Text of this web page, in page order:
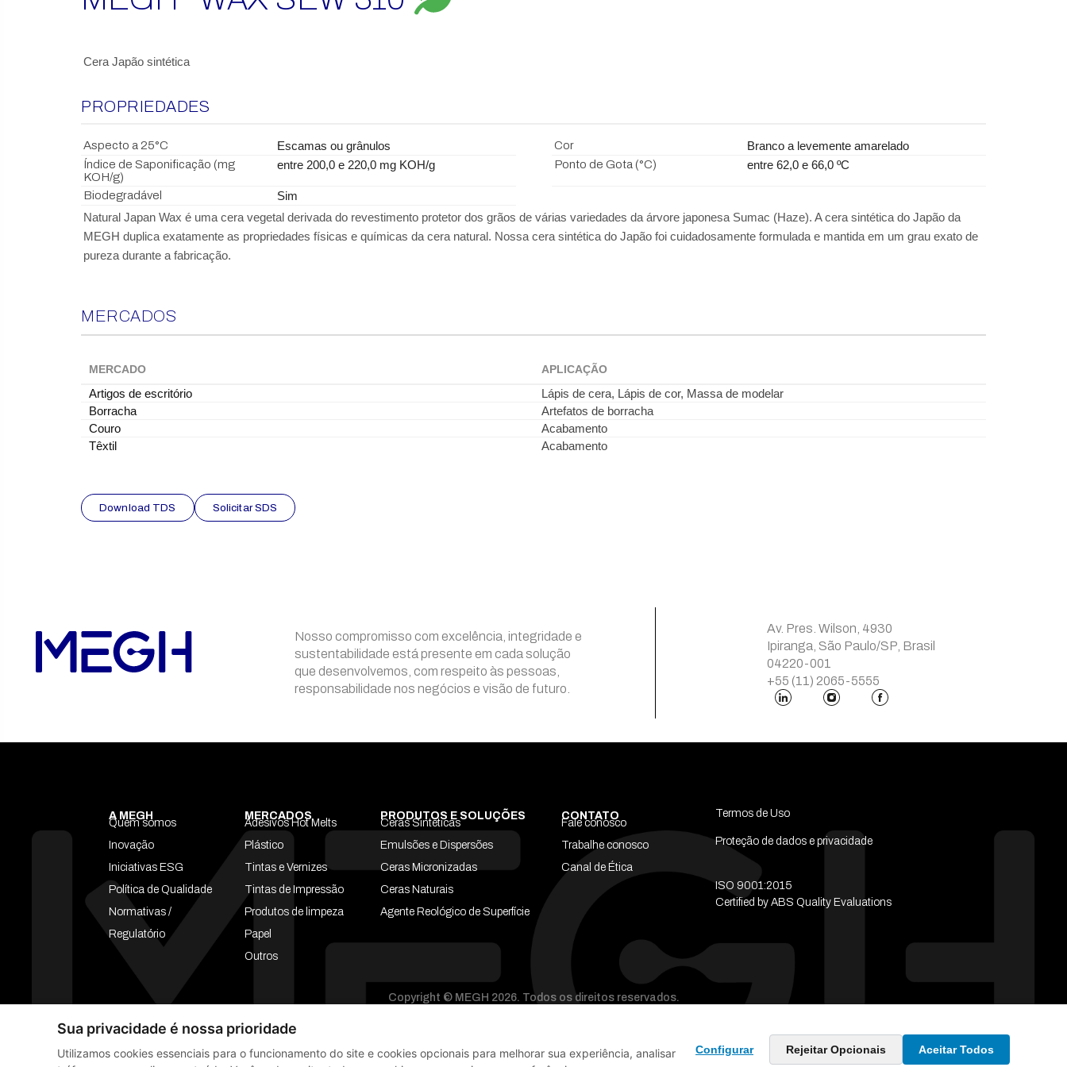
Cera Japão sintética
PROPRIEDADES
Aspecto a 25°C -Escamas ou grânulos Cor -Branco a levemente amarelado
Índice de Saponificação (mg
KOH/g)
-entre 200,0 e 220,0 mg KOH/g Ponto de Gota (°C) -entre 62,0 e 66,0 ºC
Biodegradável -Sim
Natural Japan Wax é uma cera vegetal derivada do revestimento protetor dos grãos de várias variedades da árvore japonesa Sumac (Haze). A cera sintética do Japão da
MEGH duplica exatamente as propriedades físicas e químicas da cera natural. Nossa cera sintética do Japão foi cuidadosamente formulada e mantida em um grau exato de
pureza durante a fabricação.
MERCADOS
MERCADO APLICAÇÃO
Artigos de escritório
Lápis de cera, Lápis de cor, Massa de modelar
Borracha
Artefatos de borracha
Couro
Acabamento
Têxtil
Acabamento
Download TDS Solicitar SDS
Nosso compromisso com excelência, integridade e
sustentabilidade está presente em cada solução
que desenvolvemos, com respeito às pessoas,
responsabilidade nos negócios e visão de futuro.
Av. Pres. Wilson, 4930
Ipiranga, São Paulo/SP, Brasil
04220-001
+55 (11) 2065-5555
A MEGH
Quem somos
Inovação
Iniciativas ESG
Política de Qualidade
Normativas /
Regulatório
MERCADOS
Adesivos Hot Melts
Plástico
Tintas e Vernizes
Tintas de Impressão
Produtos de limpeza
Papel
Outros
PRODUTOS E SOLUÇÕES
Ceras Sintéticas
Emulsões e Dispersões
Ceras Micronizadas
Ceras Naturais
Agente Reológico de Superfície
CONTATO
Fale conosco
Trabalhe conosco
Canal de Ética
Termos de Uso
Proteção de dados e privacidade
ISO 9001:2015
Certified by ABS Quality Evaluations
Copyright © MEGH 2026. Todos os direitos reservados.
Sua privacidade é nossa prioridade
Utilizamos cookies essenciais para o funcionamento do site e cookies opcionais para melhorar sua experiência, analisar
Configurar Rejeitar Opcionais Aceitar Todos